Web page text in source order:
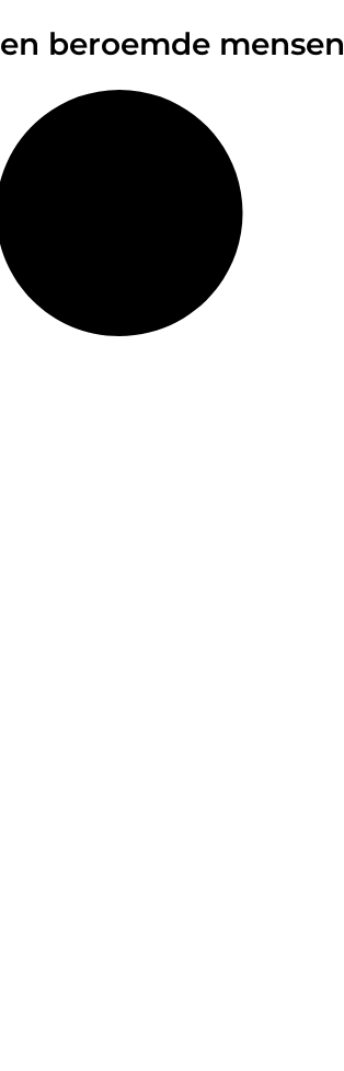
en beroemde mensen